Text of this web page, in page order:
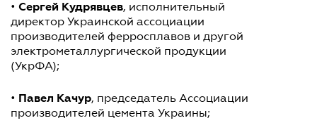
• Сергей Кудрявцев, исполнительный
директор Украинской ассоциации
производителей ферросплавов и другой
электрометаллургической продукции
(УкрФА);
• Павел Качур, председатель Ассоциации
производителей цемента Украины;